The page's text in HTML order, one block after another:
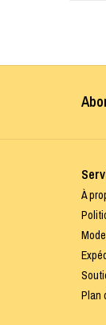
À
Plan